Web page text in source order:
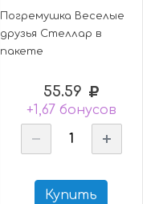
Погремушка Веселые
друзья Стеллар в
пакете
55.59
+1,67 бонусов
Купить